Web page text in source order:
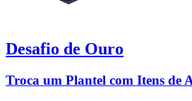
Desafio de Ouro
Troca um Plantel com Itens de